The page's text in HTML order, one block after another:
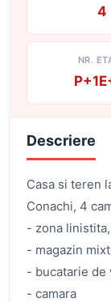
4
NR.
Descriere
Casa si teren
Conachi, 4
- zona
- magazin
- bucatarie de
- camara